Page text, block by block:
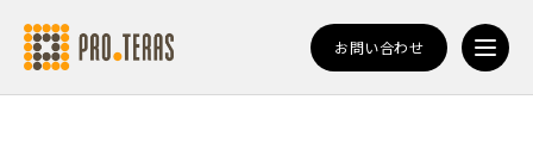
お問い合わせ